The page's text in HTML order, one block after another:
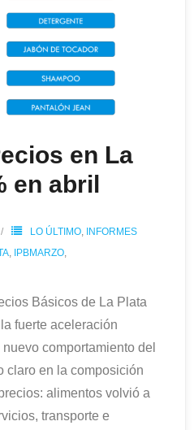
en La
en abril
LO ÚLTIMO, INFORMES
, IPBMARZO,
Básicos de La Plata
fuerte aceleración
comportamiento del
claro en la composición
alimentos volvió a
transporte e